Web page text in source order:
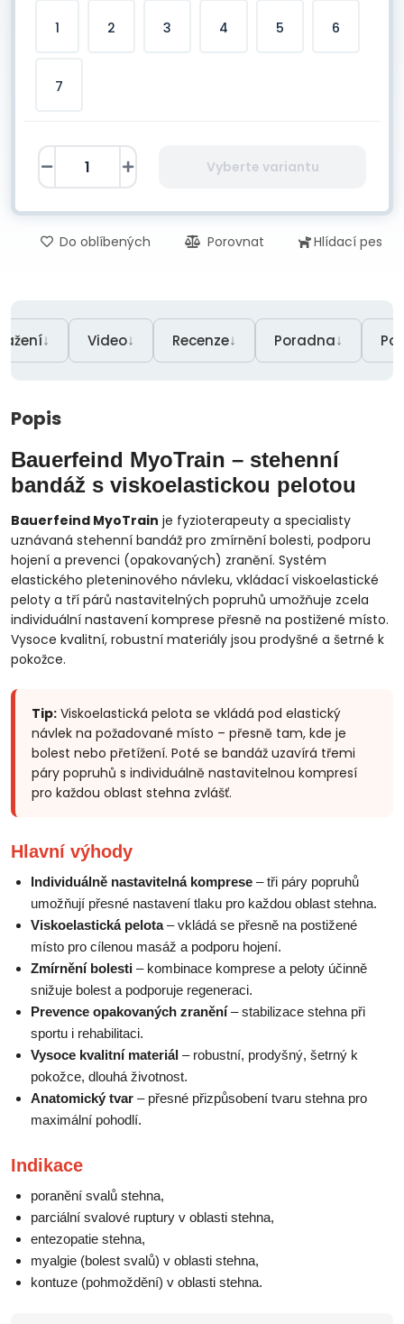
1 2 3 4 5 6
7
Vyberte variantu
Do oblíbených Porovnat Hlídací pes
↓ Video↓ Recenze↓ Poradna↓
Popis
Bauerfeind MyoTrain – stehenní
bandáž s viskoelastickou pelotou
Bauerfeind MyoTrain je fyzioterapeuty a specialisty
uznávaná stehenní bandáž pro zmírnění bolesti, podporu
hojení a prevenci (opakovaných) zranění. Systém
elastického pleteninového návleku, vkládací viskoelastické
peloty a tří párů nastavitelných popruhů umožňuje zcela
individuální nastavení komprese přesně na postižené místo.
Vysoce kvalitní, robustní materiály jsou prodyšné a šetrné k
pokožce.
Tip: Viskoelastická pelota se vkládá pod elastický
návlek na požadované místo – přesně tam, kde je
bolest nebo přetížení. Poté se bandáž uzavírá třemi
páry popruhů s individuálně nastavitelnou kompresí
pro každou oblast stehna zvlášť.
Hlavní výhody
Individuálně nastavitelná komprese – tři páry popruhů
umožňují přesné nastavení tlaku pro každou oblast stehna.
Viskoelastická pelota– vkládá se přesně na postižené
místo pro cílenou masáž a podporu hojení.
Zmírnění bolesti – kombinace komprese a peloty účinně
snižuje bolest a podporuje regeneraci.
Prevence opakovaných zranění– stabilizace stehna při
sportu i rehabilitaci.
Vysoce kvalitní materiál – robustní, prodyšný, šetrný k
pokožce, dlouhá životnost.
Anatomický tvar – přesné přizpůsobení tvaru stehna pro
maximální pohodlí.
Indikace
poranění svalů stehna,
parciální svalové ruptury v oblasti stehna,
entezopatie stehna,
myalgie (bolest svalů) v oblasti stehna,
kontuze (pohmoždění) v oblasti stehna.